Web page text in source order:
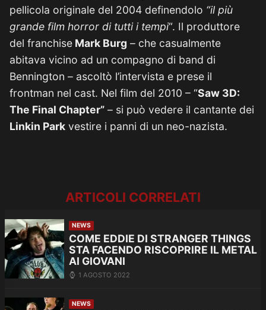
pellicola originale del 2004 definendolo “il più
grande film horror di tutti i tempi“. Il produttore
del franchise Mark Burg – che casualmente
abitava vicino ad un compagno di band di
Bennington – ascoltò l’intervista e prese il
frontman nel cast. Nel film del 2010 – “Saw 3D:
The Final Chapter” – si può vedere il cantante dei
Linkin Park vestire i panni di un neo-nazista.
ARTICOLI CORRELATI
NEWS
COME EDDIE DI STRANGER THINGS
STA FACENDO RISCOPRIRE IL METAL
AI GIOVANI
1 AGOSTO 2022
NEWS